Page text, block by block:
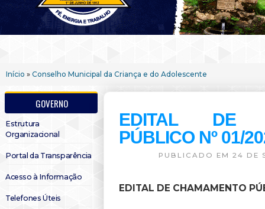
Início » Conselho Municipal da Criança e do Adolescente
GOVERNO
Estrutura
Organizacional
Portal da Transparência
Acesso à Informação
Telefones Úteis
EDITAL DE
PÚBLICO Nº 01/
PUBLICADO EM 24 DE
EDITAL DE CHAMAMENTO